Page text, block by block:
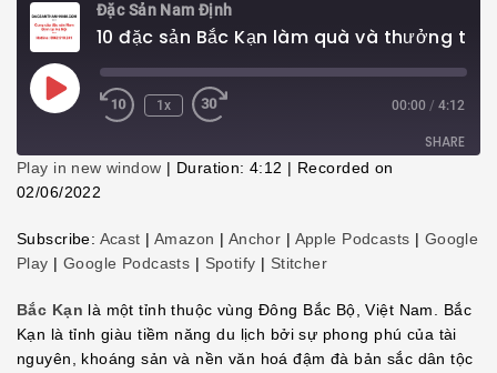
Đặc Sản Nam Định
Play
Episode
1x 00:00 / 4:12
SHARE
SHARE
LINK
EMBED
Play in new window | Duration: 4:12 | Recorded on
02/06/2022
Subscribe: Acast | Amazon | Anchor | Apple Podcasts | Google
Play | Google Podcasts | Spotify | Stitcher
Bắc Kạn là một tỉnh thuộc vùng Đông Bắc Bộ, Việt Nam. Bắc
Kạn là tỉnh giàu tiềm năng du lịch bởi sự phong phú của tài
nguyên, khoáng sản và nền văn hoá đậm đà bản sắc dân tộc